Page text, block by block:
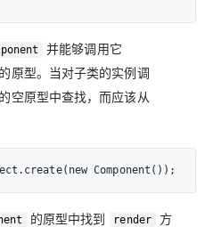
并能够调用它
原型。当对子类的实例调
空原型中查找，而应该从
Component());
的原型中找到 render
方